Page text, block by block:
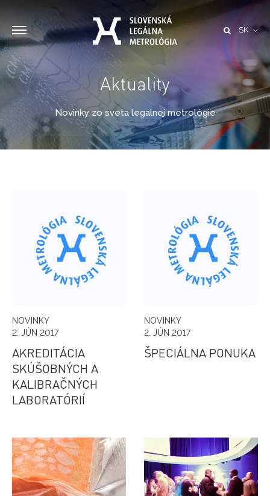
SK
Aktuality
Novinky zo sveta legálnej metrológie
NOVINKY
2. JÚN 2017
AKREDITÁCIA
SKÚŠOBNÝCH A
KALIBRAČNÝCH
LABORATÓRIÍ
NOVINKY
2. JÚN 2017
ŠPECIÁLNA PONUKA